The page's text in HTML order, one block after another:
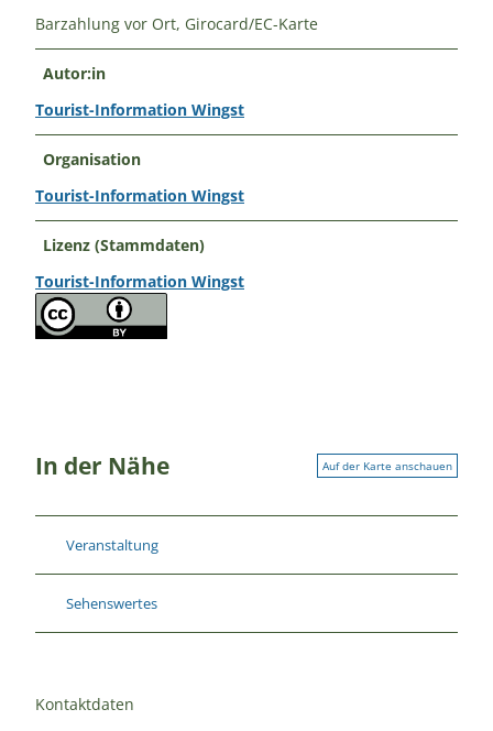
Barzahlung vor Ort, Girocard/EC-Karte
Autor:in
Tourist-Information Wingst
Organisation
Tourist-Information Wingst
Lizenz (Stammdaten)
Tourist-Information Wingst
In der Nähe Auf der Karte anschauen
Veranstaltung
Sehenswertes
Kontaktdaten